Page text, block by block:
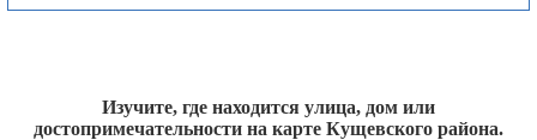
Изучите, где находится улица, дом или
достопримечательности на карте Кущевского района.